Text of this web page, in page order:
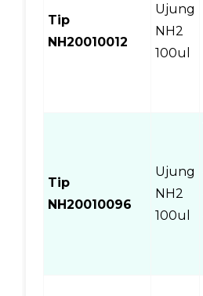
Tip
NH20010012
Ujung
NH2
100ul
Tip
NH20010096
Ujung
NH2
100ul